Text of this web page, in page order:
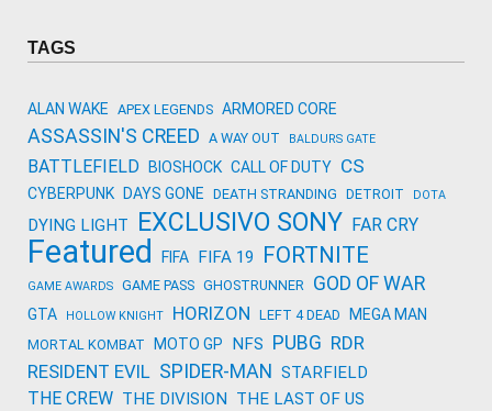
TAGS
ALAN WAKE APEX LEGENDS ARMORED CORE
ASSASSIN'S CREED A WAY OUT BALDURS GATE
BATTLEFIELD BIOSHOCK CALL OF DUTY CS
CYBERPUNK DAYS GONE DEATH STRANDING DETROIT DOTA
DYING LIGHT EXCLUSIVO SONY FAR CRY
Featured FIFA FIFA 19 FORTNITE
GAME AWARDS GAME PASS GHOSTRUNNER GOD OF WAR
GTA HOLLOW KNIGHT HORIZON LEFT 4 DEAD MEGA MAN
MORTAL KOMBAT MOTO GP NFS PUBG RDR
RESIDENT EVIL SPIDER-MAN STARFIELD
THE CREW THE DIVISION THE LAST OF US